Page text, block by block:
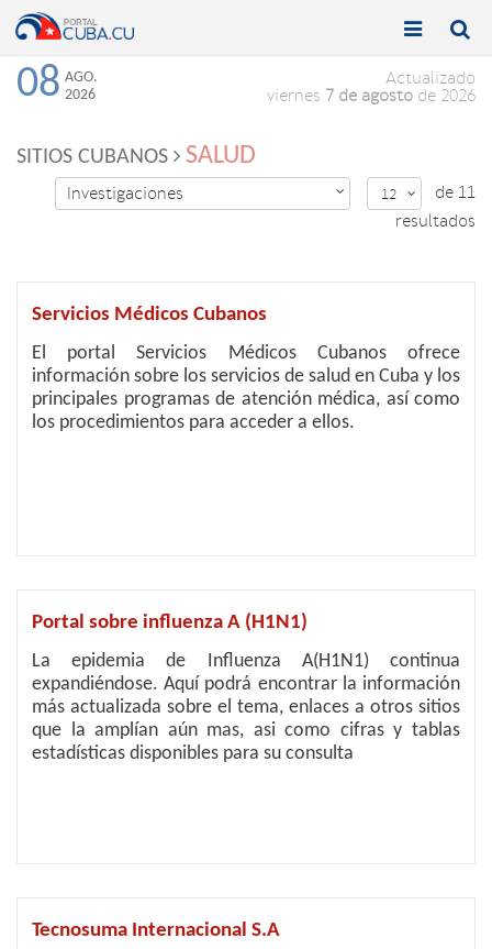
Toggle

Toggle

08 AGO.
2026
Actualizado
viernes 7 de agosto de 2026
SITIOS CUBANOS SALUD
Investigaciones  12 
de 11
resultados
Servicios Médicos Cubanos
El portal Servicios Médicos Cubanos ofrece
información sobre los servicios de salud en Cuba y los
principales programas de atención médica, así como
los procedimientos para acceder a ellos.
Portal sobre influenza A (H1N1)
La epidemia de Influenza A(H1N1) continua
expandiéndose. Aquí podrá encontrar la información
más actualizada sobre el tema, enlaces a otros sitios
que la amplían aún mas, asi como cifras y tablas
estadísticas disponibles para su consulta
Tecnosuma Internacional S.A